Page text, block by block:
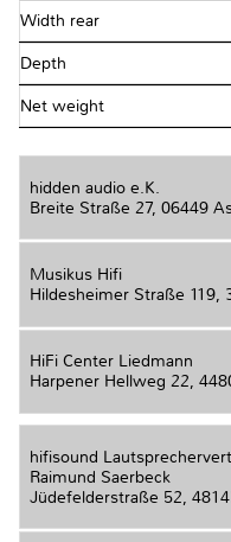
Width rear
Depth
Net weight
hidden audio e.K.
Breite Straße 27, 06449
Musikus Hifi
Hildesheimer Straße 119,
HiFi Center Liedmann
Harpener Hellweg 22,
hifisound
Raimund Saerbeck
Jüdefelderstraße 52,